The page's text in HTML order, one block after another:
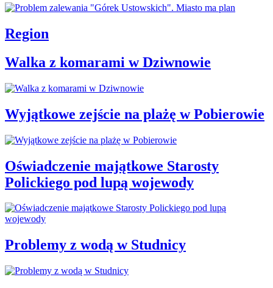
Region
Walka z komarami w Dziwnowie
Wyjątkowe zejście na plażę w Pobierowie
Oświadczenie majątkowe Starosty
Polickiego pod lupą wojewody
Problemy z wodą w Studnicy